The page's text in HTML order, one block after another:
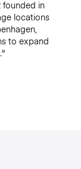
in
locations
to expand